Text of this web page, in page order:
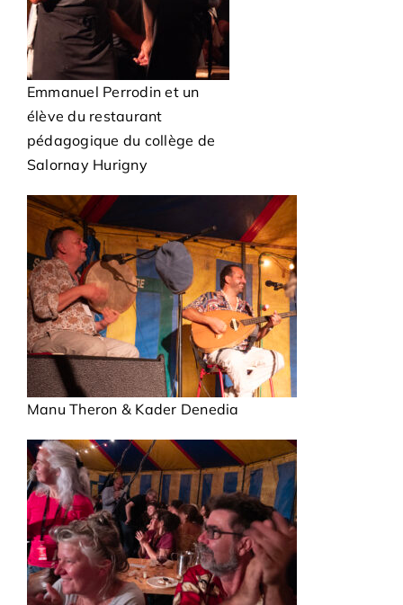
Emmanuel Perrodin et un
élève du restaurant
pédagogique du collège de
Salornay Hurigny
Manu Theron & Kader Denedia